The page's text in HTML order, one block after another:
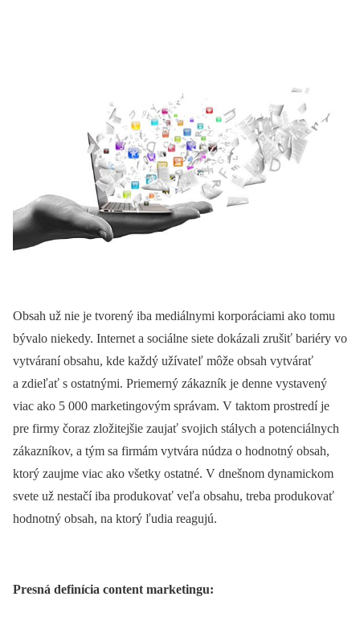
Obsah už nie je tvorený iba mediálnymi korporáciami ako tomu
bývalo niekedy. Internet a sociálne siete dokázali zrušiť bariéry vo
vytváraní obsahu, kde každý užívateľ môže obsah vytvárať
a zdieľať s ostatnými. Priemerný zákazník je denne vystavený
viac ako 5 000 marketingovým správam. V taktom prostredí je
pre firmy čoraz zložitejšie zaujať svojich stálych a potenciálnych
zákazníkov, a tým sa firmám vytvára núdza o hodnotný obsah,
ktorý zaujme viac ako všetky ostatné. V dnešnom dynamickom
svete už nestačí iba produkovať veľa obsahu, treba produkovať
hodnotný obsah, na ktorý ľudia reagujú.
Presná definícia content marketingu: